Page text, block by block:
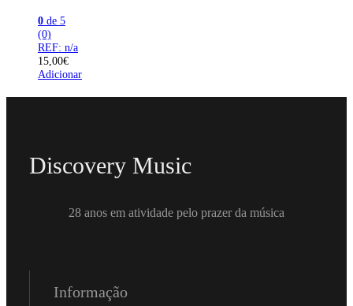
0 de 5
(0)
REF: n/a
15,00€
Adicionar
Discovery Music
28 anos em atividade pelo prazer da música
Informação